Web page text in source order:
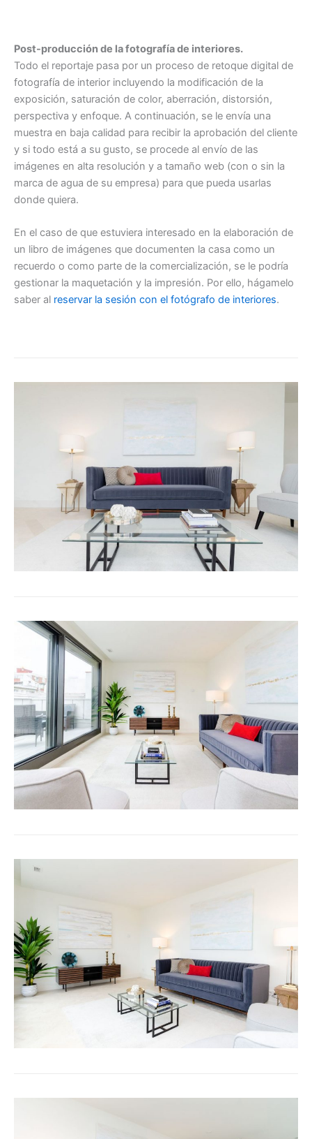
Post-producción de la fotografía de interiores.
Todo el reportaje pasa por un proceso de retoque digital de
fotografía de interior incluyendo la modificación de la
exposición, saturación de color, aberración, distorsión,
perspectiva y enfoque. A continuación, se le envía una
muestra en baja calidad para recibir la aprobación del cliente
y si todo está a su gusto, se procede al envío de las
imágenes en alta resolución y a tamaño web (con o sin la
marca de agua de su empresa) para que pueda usarlas
donde quiera.
En el caso de que estuviera interesado en la elaboración de
un libro de imágenes que documenten la casa como un
recuerdo o como parte de la comercialización, se le podría
gestionar la maquetación y la impresión. Por ello, hágamelo
saber al reservar la sesión con el fotógrafo de interiores.